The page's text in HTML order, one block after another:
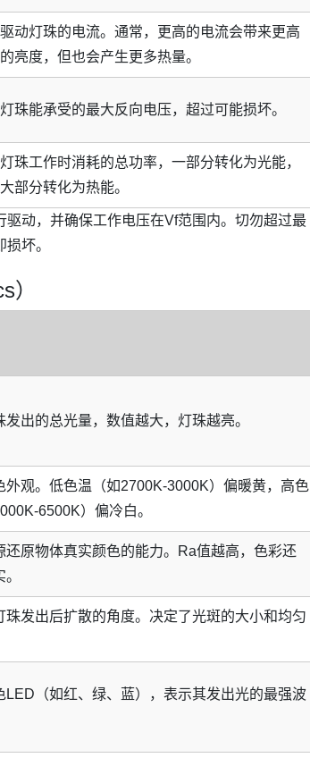
驱动灯珠的电流。通常，更高的电流会带来更高
的亮度，但也会产生更多热量。
灯珠能承受的最大反向电压，超过可能损坏。
灯珠工作时消耗的总功率，一部分转化为光能，
大部分转化为热能。
动，并确保工作电压在Vf范围内。切勿超过最
坏。
发出的总光量，数值越大，灯珠越亮。
外观。低色温（如2700K-3000K）偏暖黄，高色
6500K）偏冷白。
还原物体真实颜色的能力。Ra值越高，色彩还
珠发出后扩散的角度。决定了光斑的大小和均匀
LED（如红、绿、蓝），表示其发出光的最强波